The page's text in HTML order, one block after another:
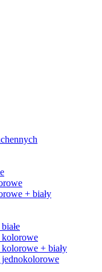
+ biały
+ biały